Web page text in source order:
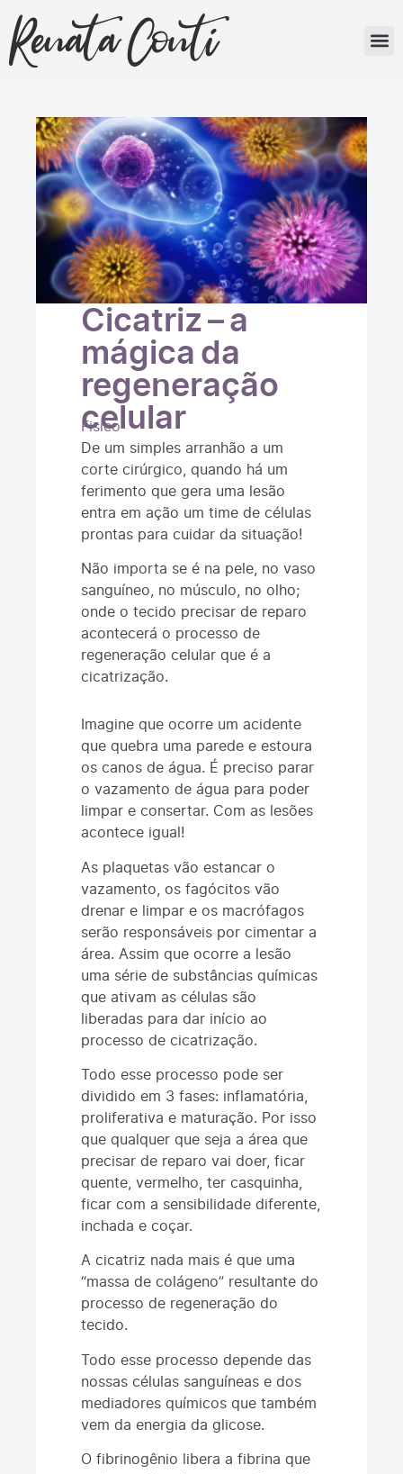
Cicatriz – a
mágica da
regeneração
celular
Fisico
De um simples arranhão a um
corte cirúrgico, quando há um
ferimento que gera uma lesão
entra em ação um time de células
prontas para cuidar da situação!
Não importa se é na pele, no vaso
sanguíneo, no músculo, no olho;
onde o tecido precisar de reparo
acontecerá o processo de
regeneração celular que é a
cicatrização.
Imagine que ocorre um acidente
que quebra uma parede e estoura
os canos de água. É preciso parar
o vazamento de água para poder
limpar e consertar. Com as lesões
acontece igual!
As plaquetas vão estancar o
vazamento, os fagócitos vão
drenar e limpar e os macrófagos
serão responsáveis por cimentar a
área. Assim que ocorre a lesão
uma série de substâncias químicas
que ativam as células são
liberadas para dar início ao
processo de cicatrização.
Todo esse processo pode ser
dividido em 3 fases: inflamatória,
proliferativa e maturação. Por isso
que qualquer que seja a área que
precisar de reparo vai doer, ficar
quente, vermelho, ter casquinha,
ficar com a sensibilidade diferente,
inchada e coçar.
A cicatriz nada mais é que uma
“massa de colágeno” resultante do
processo de regeneração do
tecido.
Todo esse processo depende das
nossas células sanguíneas e dos
mediadores químicos que também
vem da energia da glicose.
O fibrinogênio libera a fibrina que